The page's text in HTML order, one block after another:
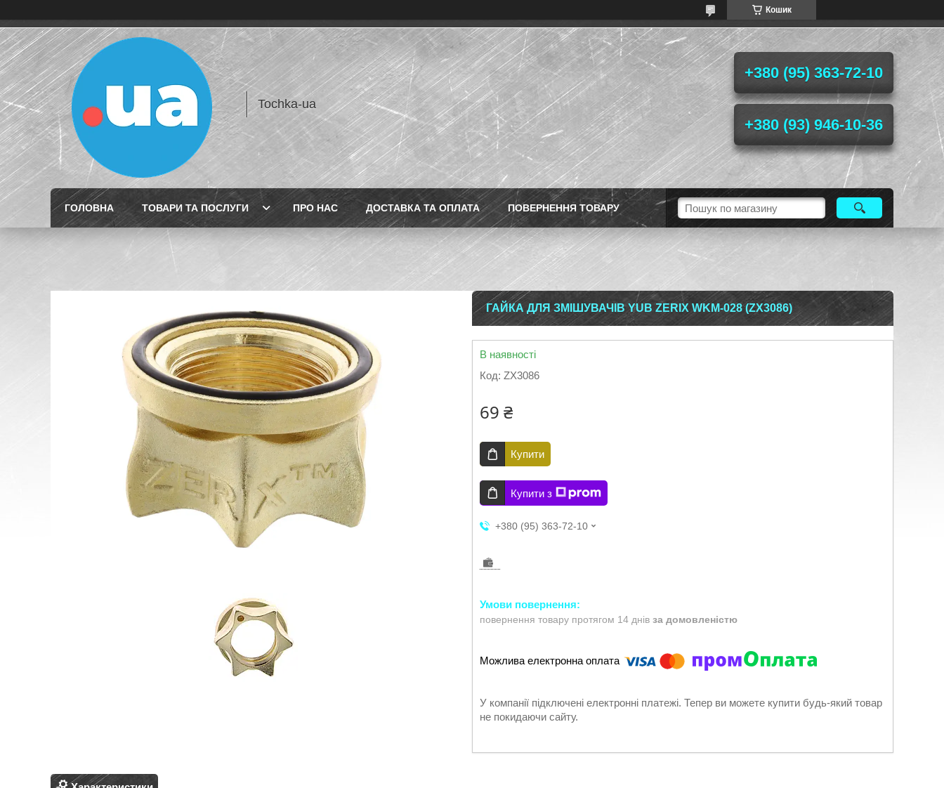
Кошик
Tochka-ua
+380 (95) 363-72-10
+380 (93) 946-10-36
ГОЛОВНА ТОВАРИ ТА ПОСЛУГИ ПРО НАС ДОСТАВКА ТА ОПЛАТА ПОВЕРНЕННЯ ТОВАРУ
ГАЙКА ДЛЯ ЗМІШУВАЧІВ YUB ZERIX WKM-028 (ZX3086)
В наявності
Код: ZX3086
69 ₴
Купити
Купити з
+380 (95) 363-72-10
повернення товару протягом 14 днів за домовленістю
У компанії підключені електронні платежі. Тепер ви можете купити будь-який товар
не покидаючи сайту.